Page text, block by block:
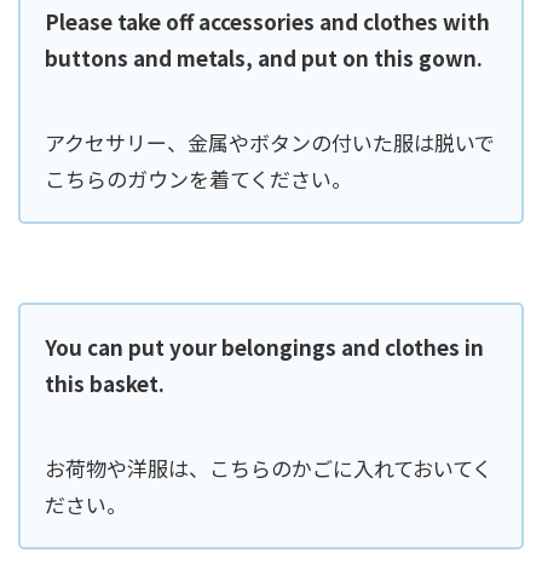
Please take off accessories and clothes with
buttons and metals, and put on this gown.
アクセサリー、金属やボタンの付いた服は脱いで
こちらのガウンを着てください。
You can put your belongings and clothes in
this basket.
お荷物や洋服は、こちらのかごに入れておいてく
ださい。